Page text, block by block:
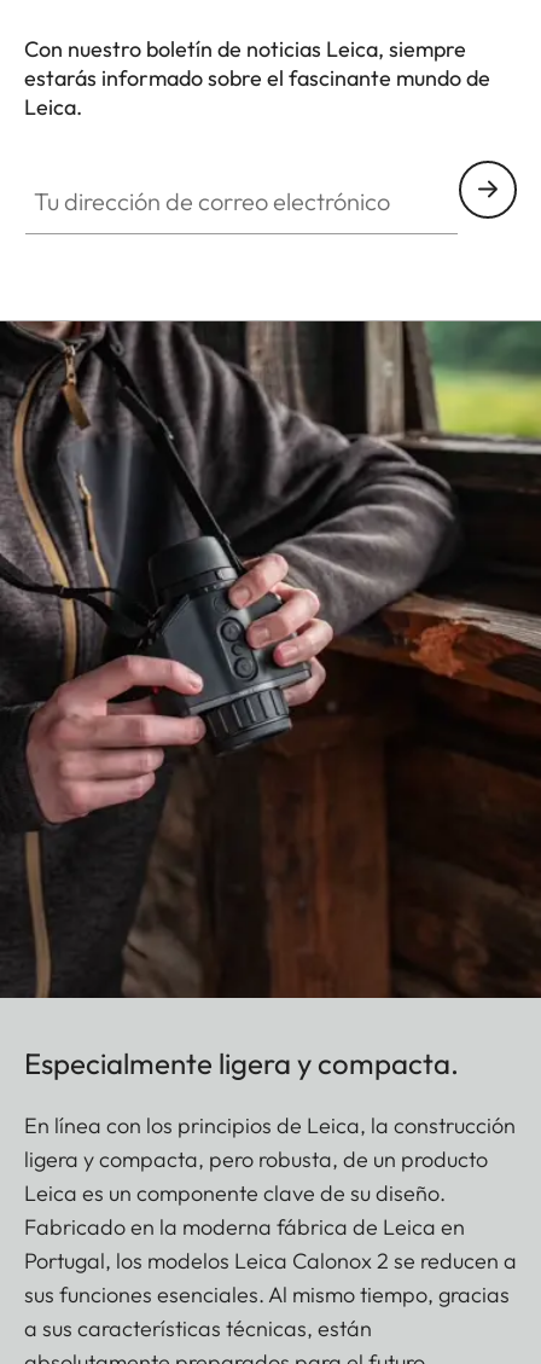
Con nuestro boletín de noticias Leica, siempre
estarás informado sobre el fascinante mundo de
Leica.
Especialmente ligera y compacta.
En línea con los principios de Leica, la construcción
ligera y compacta, pero robusta, de un producto
Leica es un componente clave de su diseño.
Fabricado en la moderna fábrica de Leica en
Portugal, los modelos Leica Calonox 2 se reducen a
sus funciones esenciales. Al mismo tiempo, gracias
a sus características técnicas, están